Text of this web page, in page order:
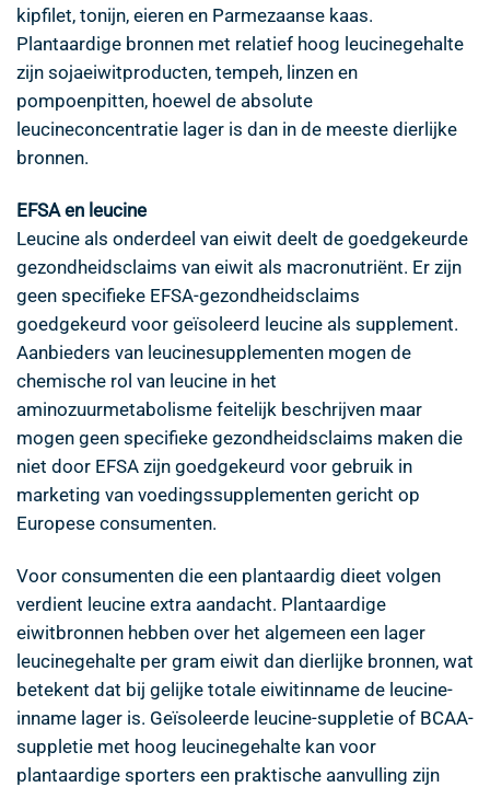
kipfilet, tonijn, eieren en Parmezaanse kaas.
Plantaardige bronnen met relatief hoog leucinegehalte
zijn sojaeiwitproducten, tempeh, linzen en
pompoenpitten, hoewel de absolute
leucineconcentratie lager is dan in de meeste dierlijke
bronnen.
EFSA en leucine
Leucine als onderdeel van eiwit deelt de goedgekeurde
gezondheidsclaims van eiwit als macronutriënt. Er zijn
geen specifieke EFSA-gezondheidsclaims
goedgekeurd voor geïsoleerd leucine als supplement.
Aanbieders van leucinesupplementen mogen de
chemische rol van leucine in het
aminozuurmetabolisme feitelijk beschrijven maar
mogen geen specifieke gezondheidsclaims maken die
niet door EFSA zijn goedgekeurd voor gebruik in
marketing van voedingssupplementen gericht op
Europese consumenten.
Voor consumenten die een plantaardig dieet volgen
verdient leucine extra aandacht. Plantaardige
eiwitbronnen hebben over het algemeen een lager
leucinegehalte per gram eiwit dan dierlijke bronnen, wat
betekent dat bij gelijke totale eiwitinname de leucine-
inname lager is. Geïsoleerde leucine-suppletie of BCAA-
suppletie met hoog leucinegehalte kan voor
plantaardige sporters een praktische aanvulling zijn